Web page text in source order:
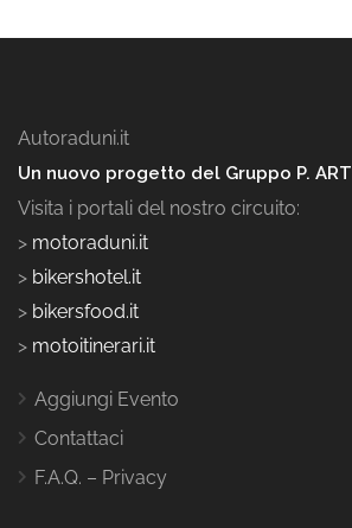
Autoraduni.it
Un nuovo progetto del Gruppo P. ART
Visita i portali del nostro circuito:
> motoraduni.it
> bikershotel.it
> bikersfood.it
> motoitinerari.it
Aggiungi Evento
Contattaci
F.A.Q. – Privacy